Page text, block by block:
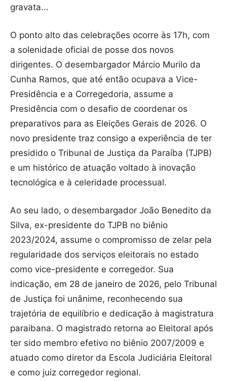
O ponto alto das celebrações ocorre às 17h, com
a solenidade oficial de posse dos novos
dirigentes. O desembargador Márcio Murilo da
Cunha Ramos, que até então ocupava a Vice-
Presidência e a Corregedoria, assume a
Presidência com o desafio de coordenar os
preparativos para as Eleições Gerais de 2026. O
novo presidente traz consigo a experiência de ter
presidido o Tribunal de Justiça da Paraíba (TJPB)
e um histórico de atuação voltado à inovação
tecnológica e à celeridade processual.
Ao seu lado, o desembargador João Benedito da
Silva, ex-presidente do TJPB no biênio
2023/2024, assume o compromisso de zelar pela
regularidade dos serviços eleitorais no estado
como vice-presidente e corregedor. Sua
indicação, em 28 de janeiro de 2026, pelo Tribunal
de Justiça foi unânime, reconhecendo sua
trajetória de equilíbrio e dedicação à magistratura
paraibana. O magistrado retorna ao Eleitoral após
ter sido membro efetivo no biênio 2007/2009 e
atuado como diretor da Escola Judiciária Eleitoral
e como juiz corregedor regional.